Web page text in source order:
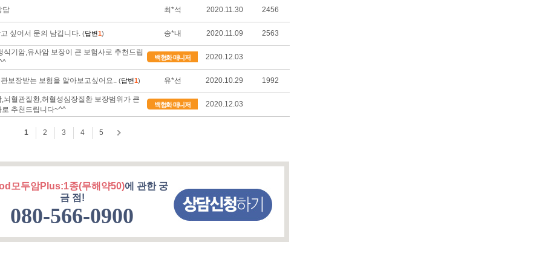
모두암Plus:1종(무해약50)에 관한 궁
금 점!
080-566-0900